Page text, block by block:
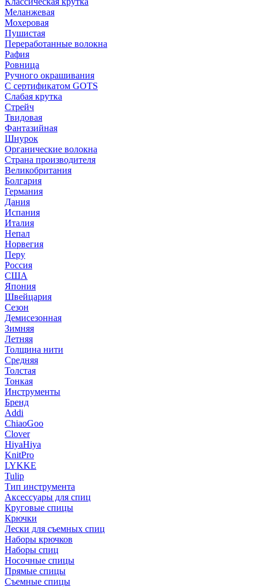
Меланжевая
Мохеровая
Пушистая
Переработанные волокна
Рафия
Ровница
Ручного окрашивания
С сертификатом GOTS
Слабая крутка
Стрейч
Твидовая
Фантазийная
Шнурок
Органические волокна
Страна производителя
Великобритания
Болгария
Германия
Дания
Испания
Италия
Непал
Норвегия
Перу
Россия
США
Япония
Швейцария
Сезон
Демисезонная
Зимняя
Летняя
Толщина нити
Средняя
Толстая
Тонкая
Инструменты
Бренд
Addi
ChiaoGoo
Clover
HiyaHiya
KnitPro
LYKKE
Tulip
Тип инструмента
Аксессуары для спиц
Круговые спицы
Крючки
Лески для съемных спиц
Наборы крючков
Наборы спиц
Носочные спицы
Прямые спицы
Съемные спицы